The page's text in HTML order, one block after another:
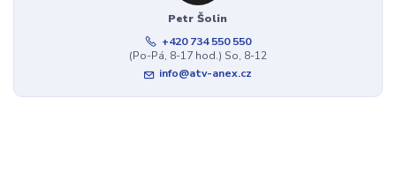
Petr Šolin
+420 734 550 550
(Po-Pá, 8-17 hod.) So, 8-12
info@atv-anex.cz